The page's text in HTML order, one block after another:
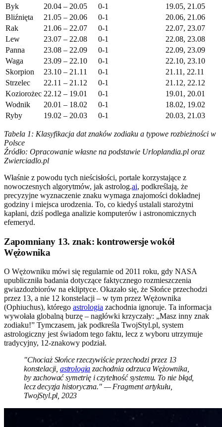
Byk
20.04 – 20.05 0-1
19.05, 21.05
Bliźnięta
21.05 – 20.06 0-1
20.06, 21.06
Rak
21.06 – 22.07 0-1
22.07, 23.07
Lew
23.07 – 22.08 0-1
22.08, 23.08
Panna
23.08 – 22.09 0-1
22.09, 23.09
Waga
23.09 – 22.10 0-1
22.10, 23.10
Skorpion
23.10 – 21.11 0-1
21.11, 22.11
Strzelec
22.11 – 21.12 0-1
21.12, 22.12
Koziorożec 22.12 – 19.01 0-1
19.01, 20.01
Wodnik
20.01 – 18.02 0-1
18.02, 19.02
Ryby
19.02 – 20.03 0-1 20.03, 21.03
Tabela 1: Klasyfikacja dat znaków zodiaku a typowe rozbieżności w
Polsce
Źródło: Opracowanie własne na podstawie Urloplandia.pl oraz
Zwierciadlo.pl
Właśnie z powodu tych nieścisłości, portale korzystające z
nowoczesnych algorytmów, jak astrolog.ai, podkreślają, że
precyzyjne wyznaczenie znaku wymaga znajomości dokładnej
godziny i miejsca urodzenia. To, co kiedyś ustalali starożytni
kapłani, dziś podlega analizie komputerów i astronomicznych
efemeryd.
Zapomniany 13. znak: kontrowersje wokół
Wężownika
O Wężowniku mówi się regularnie od 2011 roku, gdy NASA
upubliczniła badania dotyczące faktycznego rozmieszczenia
gwiazdozbiorów na ekliptyce. Okazało się, że Słońce przechodzi
przez 13, a nie 12 konstelacji – w tym przez Wężownika
(Ophiuchus), którego astrologia zachodnia ignoruje. Ta informacja
wywołała globalną burzę – nagłówki krzyczały: „Masz inny znak
zodiaku!” Tymczasem, jak podkreśla TwojStyl.pl, system
astrologiczny jest świadom tego faktu, lecz z wyboru utrzymuje
tradycyjny, 12-znakowy podział.
"Chociaż Słońce rzeczywiście przechodzi przez 13
konstelacji, astrologia zachodnia odrzuca Wężownika,
by zachować symetrię i czytelność systemu. To nie błąd,
lecz decyzja historyczna." — Fragment artykułu,
TwojStyl.pl, 2023